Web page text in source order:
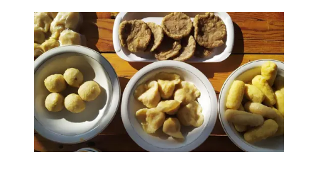
Pempek Palembang berbahan kentang dipercaya
bermanfaat bagi para penderita diabetes (Liputan6.com
/ Nefri Inge)